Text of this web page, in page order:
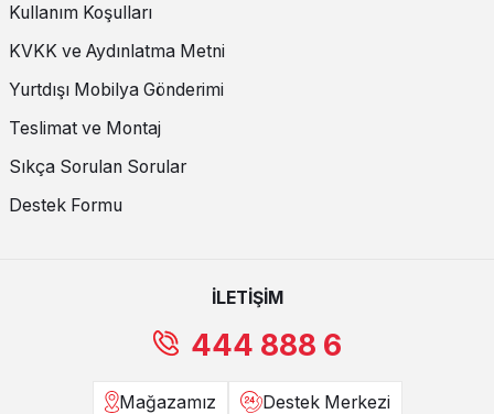
Kullanım Koşulları
KVKK ve Aydınlatma Metni
Yurtdışı Mobilya Gönderimi
Teslimat ve Montaj
Sıkça Sorulan Sorular
Destek Formu
İLETİŞİM
444 888 6
Mağazamız Destek Merkezi